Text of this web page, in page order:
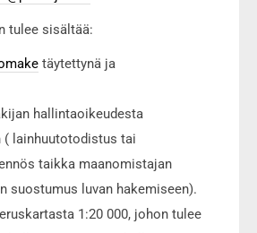
tulee sisältää:
täytettynä ja
hallintaoikeudesta
lainhuutotodistus tai
taikka maanomistajan
suostumus luvan hakemiseen).
1:20 000, johon tulee